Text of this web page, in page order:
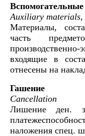
Auxiliary
Материалы,
часть
входящие в
отнесены на
Гашение
Cancellation
Лишение ден.
наложения спец.